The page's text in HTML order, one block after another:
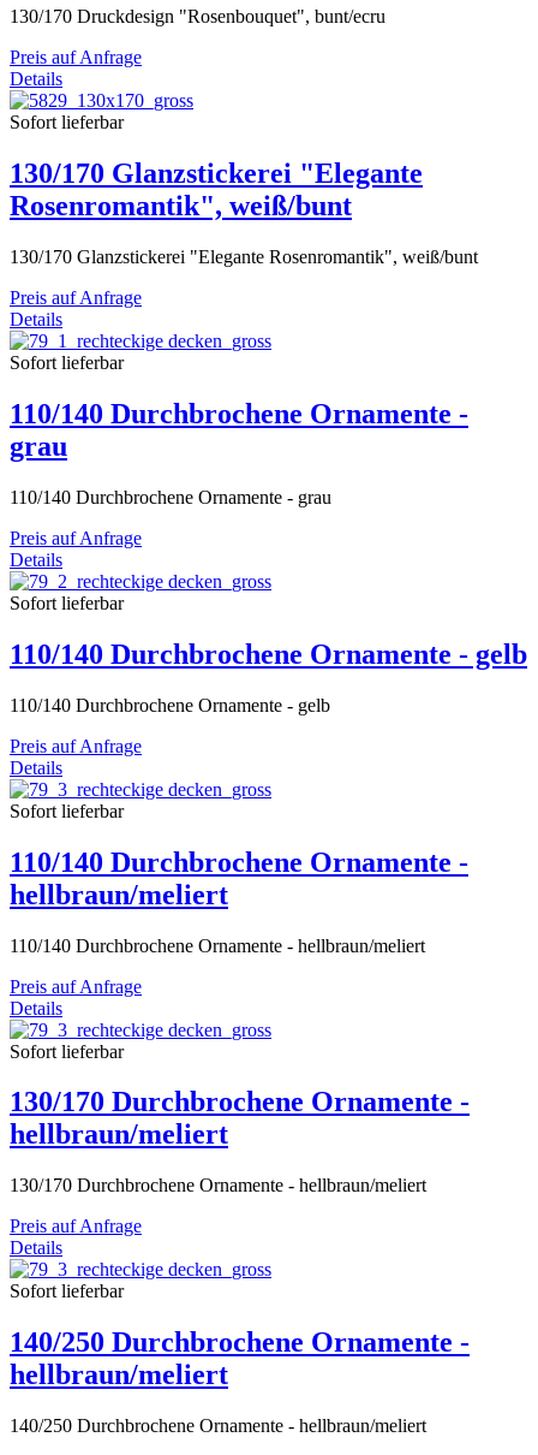
130/170 Druckdesign "Rosenbouquet", bunt/ecru
Preis auf Anfrage
Details
Sofort lieferbar
130/170 Glanzstickerei "Elegante
Rosenromantik", weiß/bunt
130/170 Glanzstickerei "Elegante Rosenromantik", weiß/bunt
Preis auf Anfrage
Details
Sofort lieferbar
110/140 Durchbrochene Ornamente -
grau
110/140 Durchbrochene Ornamente - grau
Preis auf Anfrage
Details
Sofort lieferbar
110/140 Durchbrochene Ornamente - gelb
110/140 Durchbrochene Ornamente - gelb
Preis auf Anfrage
Details
Sofort lieferbar
110/140 Durchbrochene Ornamente -
hellbraun/meliert
110/140 Durchbrochene Ornamente - hellbraun/meliert
Preis auf Anfrage
Details
Sofort lieferbar
130/170 Durchbrochene Ornamente -
hellbraun/meliert
130/170 Durchbrochene Ornamente - hellbraun/meliert
Preis auf Anfrage
Details
Sofort lieferbar
140/250 Durchbrochene Ornamente -
hellbraun/meliert
140/250 Durchbrochene Ornamente - hellbraun/meliert